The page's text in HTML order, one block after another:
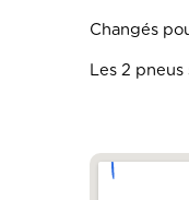
Changés
Les 2